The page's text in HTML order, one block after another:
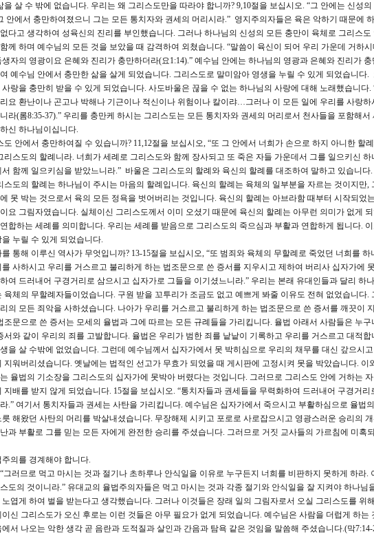
을 살 수 밖에 없습니다. 우리는 왜 그리스도만을 따라야 합니까? 9,10절을 보십시오. “그 안에는 신성의
안에서 충만하여졌으니 그는 모든 통치자와 권세의 머리시라.” 영지주의자들은 육은 악하기 때문에
다고 생각하여 성육신의 진리를 부인했습니다. 그러나 하나님의 신성의 모든 충만이 육체로 그리스도
께 하며 예수님의 모든 것을 보았을 때 감격하여 외쳤습니다. “말씀이 육신이 되어 우리 가운데 거하
자의 영광이요 은혜와 진리가 충만하더라(요1:14).” 예수님 안에는 하나님의 영광과 은혜와 진리가
예수님 안에서 충만한 삶을 살게 되었습니다. 그리스도로 말미암아 영생을 누릴 수 있게 되었습니다.
랑을 충만히 받을 수 있게 되었습니다. 사도바울은 끊을 수 없는 하나님의 사랑에 대해 노래했습니다.
요 환난이나 곤고나 박해나 기근이나 적신이나 위험이나 칼이랴…그러나 이 모든 일에 우리를 사랑하
라(롬8:35-37).” 우리를 충만케 하시는 그리스도는 모든 통치자와 권세의 머리로서 천사들을 포함해서
신 하나님이십니다.
도 안에서 충만하여질 수 있습니까? 11,12절을 보십시오, “또 그 안에서 너희가 손으로 하지 아니한 할
리스도의 할례니라. 너희가 세례로 그리스도와 함께 장사되고 또 죽은 자들 가운데서 그를 일으키신 하
함께 일으키심을 받았느니라.” 바울은 그리스도의 할례와 육신의 할례를 대조하여 말하고 있습니다
스도의 할례는 하나님이 주시는 마음의 할례입니다. 육신의 할례는 육체의 일부분을 자르는 것이지만,
못 박는 것으로서 육의 모든 정욕을 벗어버리는 것입니다. 육신의 할례는 아브라함 때부터 시작되었
요 그림자였습니다. 실체이신 그리스도께서 이미 오셨기 때문에 육신의 할례는 아무런 의미가 없게
합하는 세례를 의미합니다. 우리는 세례를 받음으로 그리스도의 죽으심과 부활과 연합하게 됩니다.
누릴 수 있게 되었습니다.
통해 이루신 역사가 무엇입니까? 13-15절을 보십시오, “또 범죄와 육체의 무할례로 죽었던 너희를
사하시고 우리를 거스르고 불리하게 하는 법조문으로 쓴 증서를 지우시고 제하여 버리사 십자가에
여 드러내어 구경거리로 삼으시고 십자가로 그들을 이기셨느니라.” 우리는 본래 유대인들과 달리 하
육체의 무할례자들이었습니다. 구원 받을 꼬투리가 조금도 없고 예쁘게 봐줄 이유도 전혀 없었습니다.
의 모든 죄악을 사하셨습니다. 나아가 우리를 거스르고 불리하게 하는 법조문으로 쓴 증서를 깨끗이
조문으로 쓴 증서는 모세의 율법과 그에 따르는 모든 규례들을 가리킵니다. 율법 아래서 사람들은 누
서와 같이 우리의 죄를 고발합니다. 율법은 우리가 범한 죄를 낱낱이 기록하고 우리를 거스르고 대적
을 살 수밖에 없었습니다. 그런데 예수님께서 십자가에서 못 박히심으로 우리의 채무를 대신 갚으시
지워버리셨습니다. 옛날에는 법적인 선고가 무효가 되었을 때 게시판에 고정시켜 못을 박았습니다. 이
율법의 기소장을 그리스도의 십자가에 못박아 버렸다는 것입니다. 그러므로 그리스도 안에 거하는
지배를 받지 않게 되었습니다. 15절을 보십시오. “통치자들과 권세들을 무력화하여 드러내어 구경거
.” 여기서 통치자들과 권세는 사탄을 가리킵니다. 예수님은 십자가에서 죽으시고 부활하심으로 율법
해왔던 사탄의 머리를 박살내셨습니다. 무장해제 시키고 포로로 사로잡으시고 영광스러운 승리의
과 부활로 그를 믿는 모든 자에게 완전한 승리를 주셨습니다. 그러므로 거짓 교사들의 가르침에 미혹
의를 경계해야 합니다.
그러므로 먹고 마시는 것과 절기나 초하루나 안식일을 이유로 누구든지 너희를 비판하지 못하게 하라.
도의 것이니라.” 유대교의 율법주의자들은 먹고 마시는 것과 각종 절기와 안식일을 잘 지켜야 하나님
엽게 하여 벌을 받는다고 생각했습니다. 그러나 이것들은 장래 일의 그림자로서 오실 그리스도를 위
신 그리스도가 오신 후로는 이런 것들은 아무 필요가 없게 되었습니다. 예수님은 사람을 더럽게 하는
서 나오는 악한 생각 곧 음란과 도적질과 살인과 간음과 탐욕 같은 것임을 말씀해 주셨습니다.(막